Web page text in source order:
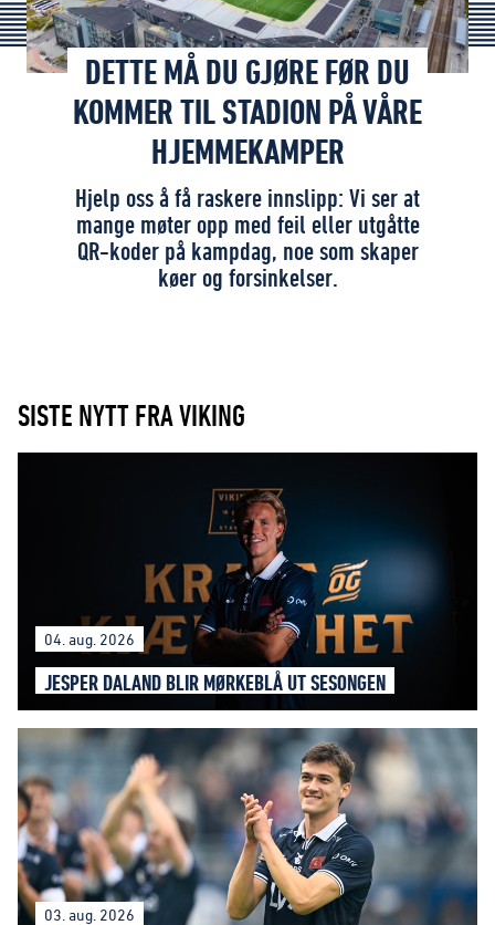
DETTE MÅ DU GJØRE FØR DU
KOMMER TIL STADION PÅ VÅRE
HJEMMEKAMPER
Hjelp oss å få raskere innslipp: Vi ser at
mange møter opp med feil eller utgåtte
QR-koder på kampdag, noe som skaper
køer og forsinkelser.
SISTE NYTT FRA VIKING
04. aug. 2026
JESPER DALAND BLIR MØRKEBLÅ UT SESONGEN
03. aug. 2026